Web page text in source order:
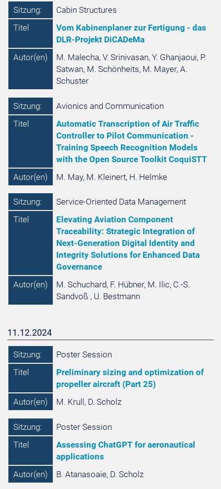
Sitzung:
Cabin Structures
Titel
Vom Kabinenplaner zur Fertigung - das
DLR-Projekt DiCADeMa
Autor(en)
M. Malecha, V. Srinivasan, Y. Ghanjaoui, P.
Satwan, M. Schönheits, M. Mayer, A.
Schuster
Sitzung:
Avionics and Communication
Titel
Automatic Transcription of Air Traffic
Controller to Pilot Communication -
Training Speech Recognition Models
with the Open Source Toolkit CoquiSTT
Autor(en)
M. May, M. Kleinert, H. Helmke
Sitzung:
Service-Oriented Data Management
Titel
Elevating Aviation Component
Traceability: Strategic Integration of
Next-Generation Digital Identity and
Integrity Solutions for Enhanced Data
Governance
Autor(en)
M. Schuchard, F. Hübner, M. Ilic, C.-S.
Sandvoß , U. Bestmann
11.12.2024
Sitzung:
Poster Session
Titel
Preliminary sizing and optimization of
propeller aircraft (Part 25)
Autor(en)
M. Krull, D. Scholz
Sitzung:
Poster Session
Titel
Assessing ChatGPT for aeronautical
applications
Autor(en)
B. Atanasoaie, D. Scholz